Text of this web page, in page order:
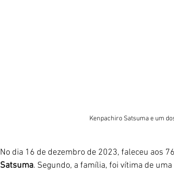
Kenpachiro Satsuma e um
No dia 16 de dezembro de 2023, faleceu aos
Satsuma. Segundo, a família, foi vítima de